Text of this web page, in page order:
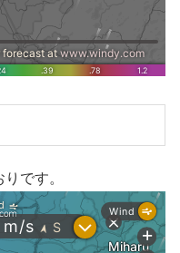
です。